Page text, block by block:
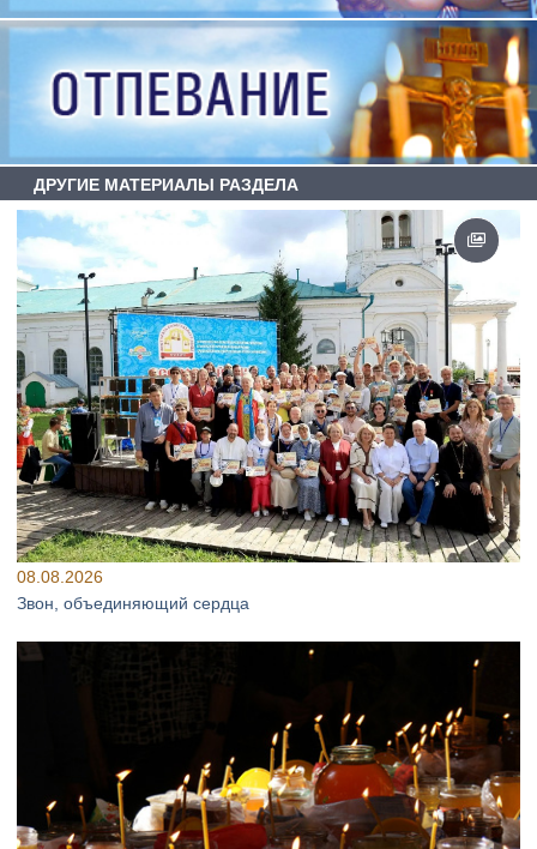
ДРУГИЕ МАТЕРИАЛЫ РАЗДЕЛА
08.08.2026
Звон, объединяющий сердца